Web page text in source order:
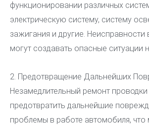
функционировании различных
электрическую систему, систему
зажигания и другие. Неисправности
могут создавать опасные ситуации
2. Предотвращение Дальнейших
Незамедлительный ремонт
предотвратить дальнейшие
проблемы в работе автомобиля,